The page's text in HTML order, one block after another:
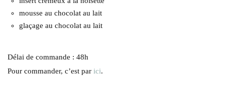
mousse au chocolat au lait
glaçage au chocolat au lait
Délai de commande : 48h
Pour commander, c’est par ici.